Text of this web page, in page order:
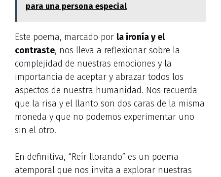
para una persona especial
Este poema, marcado por la ironía y el
contraste, nos lleva a reflexionar sobre la
complejidad de nuestras emociones y la
importancia de aceptar y abrazar todos los
aspectos de nuestra humanidad. Nos recuerda
que la risa y el llanto son dos caras de la misma
moneda y que no podemos experimentar uno
sin el otro.
En definitiva, “Reír llorando” es un poema
atemporal que nos invita a explorar nuestras